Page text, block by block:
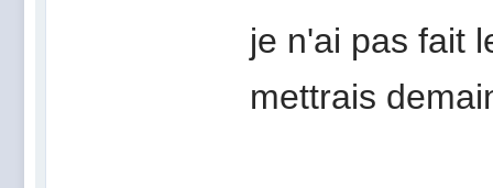
je n'ai pas fait
mettrais